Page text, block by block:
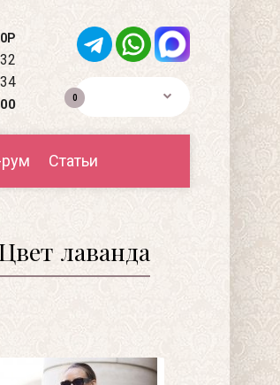
0
Статьи
лаванда